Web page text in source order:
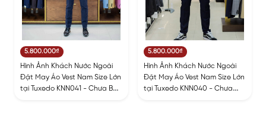
5.800.000₫
Hình Ảnh Khách Nước Ngoài
Đặt May Áo Vest Nam Size Lớn
tại Tuxedo KNN041 - Chưa Bao
5.800.000₫
Hình Ảnh Khách Nước Ngoài
Đặt May Áo Vest Nam Size Lớn
tại Tuxedo KNN040 - Chưa